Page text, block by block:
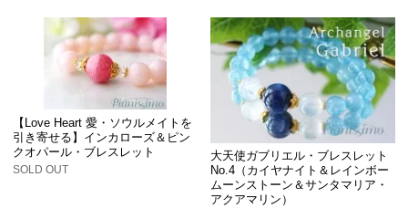
【Love Heart 愛・ソウルメイトを
引き寄せる】インカローズ＆ピン
クオパール・ブレスレット
SOLD OUT
大天使ガブリエル・ブレスレット
No.4（カイヤナイト＆レインボー
ムーンストーン＆サンタマリア・
アクアマリン）